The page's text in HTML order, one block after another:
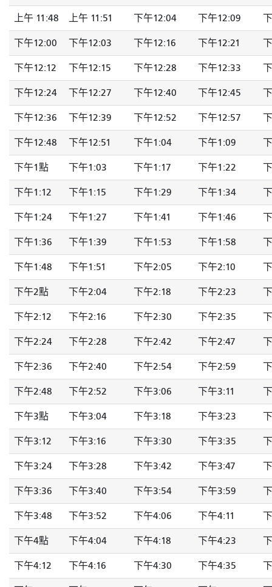
上午 11:48 上午 11:51 下午12:04 下午12:09
下午12:00 下午12:03 下午12:16 下午12:21
下午12:12 下午12:15 下午12:28 下午12:33
下午12:24 下午12:27 下午12:40 下午12:45
下午12:36 下午12:39 下午12:52 下午12:57
下午12:48 下午12:51 下午1:04 下午1:09
下午1點 下午1:03 下午1:17 下午1:22
下午1:12 下午1:15 下午1:29 下午1:34
下午1:24 下午1:27 下午1:41 下午1:46
下午1:36 下午1:39 下午1:53 下午1:58
下午1:48 下午1:51 下午2:05 下午2:10
下午2點 下午2:04 下午2:18 下午2:23
下午2:12 下午2:16 下午2:30 下午2:35
下午2:24 下午2:28 下午2:42 下午2:47
下午2:36 下午2:40 下午2:54 下午2:59
下午2:48 下午2:52 下午3:06 下午3:11
下午3點 下午3:04 下午3:18 下午3:23
下午3:12 下午3:16 下午3:30 下午3:35
下午3:24 下午3:28 下午3:42 下午3:47
下午3:36 下午3:40 下午3:54 下午3:59
下午3:48 下午3:52 下午4:06 下午4:11
下午4點 下午4:04 下午4:18 下午4:23
下午4:12 下午4:16 下午4:30 下午4:35